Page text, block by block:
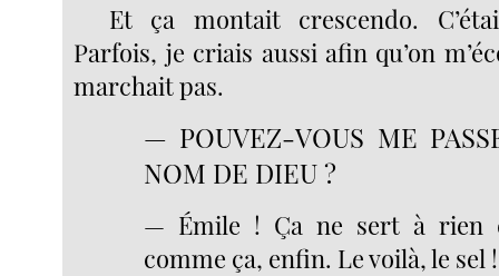
Et ça montait crescendo.
Parfois, je criais aussi afin qu’on
marchait pas.
— POUVEZ-VOUS ME
NOM DE DIEU ?
— Émile ! Ça ne sert à rien
comme ça, enfin. Le voilà, le sel !